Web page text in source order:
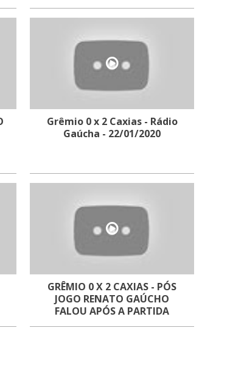
Grêmio 0 x 2 Caxias - Rádio
Gaúcha - 22/01/2020
GRÊMIO 0 X 2 CAXIAS - PÓS
JOGO RENATO GAÚCHO
FALOU APÓS A PARTIDA